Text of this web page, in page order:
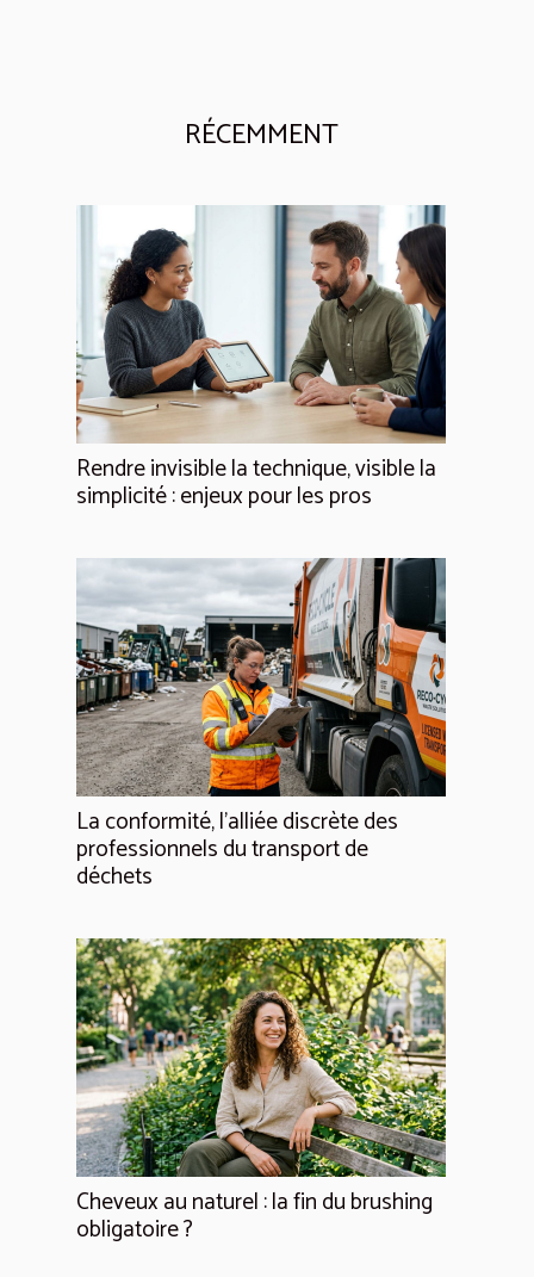
RÉCEMMENT
Rendre invisible la technique, visible la
simplicité : enjeux pour les pros
La conformité, l'alliée discrète des
professionnels du transport de
déchets
Cheveux au naturel : la fin du brushing
obligatoire ?